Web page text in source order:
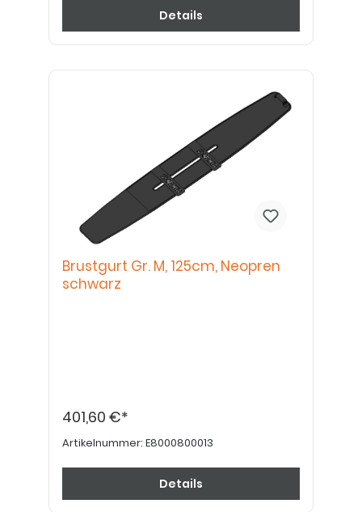
Details
Brustgurt Gr. M, 125cm, Neopren
schwarz
401,60 €*
Artikelnummer: E8000800013
Details